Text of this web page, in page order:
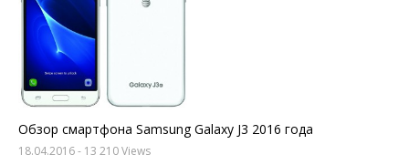
Обзор смартфона Samsung Galaxy J3 2016 года
18.04.2016- 13 210 Views